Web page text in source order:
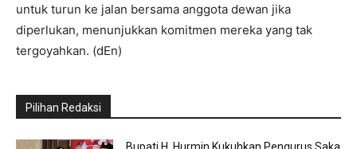
untuk turun ke jalan bersama anggota dewan jika
diperlukan, menunjukkan komitmen mereka yang tak
tergoyahkan. (dEn)
Pilihan Redaksi